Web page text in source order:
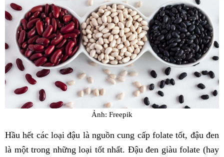
Ảnh: Freepik
Hầu hết các loại đậu là nguồn cung cấp folate tốt, đậu đen
là một trong những loại tốt nhất. Đậu đen giàu folate (hay